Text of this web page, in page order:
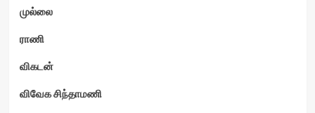
முல்லை
ராணி
விகடன்
விவேக சிந்தாமணி